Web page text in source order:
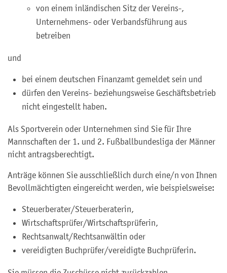
von einem inländischen Sitz der Vereins-,
Unternehmens- oder Verbandsführung aus
betreiben
und
bei einem deutschen Finanzamt gemeldet sein und
dürfen den Vereins- beziehungsweise Geschäftsbetrieb
nicht eingestellt haben.
Als Sportverein oder Unternehmen sind Sie für Ihre
Mannschaften der 1. und 2. Fußballbundesliga der Männer
nicht antragsberechtigt.
Anträge können Sie ausschließlich durch eine/n von Ihnen
Bevollmächtigten eingereicht werden, wie beispielsweise:
Steuerberater/Steuerberaterin,
Wirtschaftsprüfer/Wirtschaftsprüferin,
Rechtsanwalt/Rechtsanwältin oder
vereidigten Buchprüfer/vereidigte Buchprüferin.